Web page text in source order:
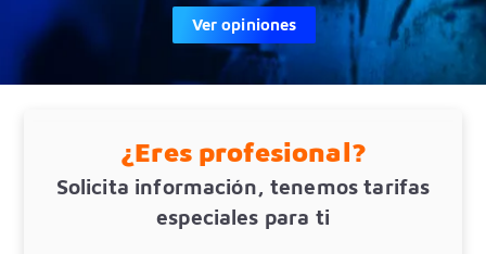
Ver opiniones
¿Eres profesional?
Solicita información, tenemos tarifas
especiales para ti